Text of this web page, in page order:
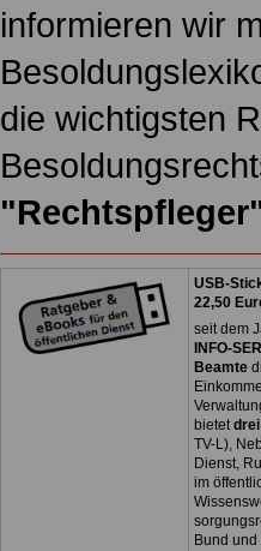
informieren wir
die wichtigsten
USB-
22,50
seit dem
INFO-
Beamte
bietet
TV-L),
Dienst,
im
Bund